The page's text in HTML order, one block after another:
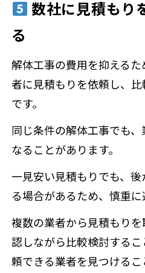
数社に見積もり
る
解体工事の費用を抑える
者に見積もりを依頼し、
です。
同じ条件の解体工事でも
なることがあります。
一見安い見積もりでも、
る場合があるため、慎重に
複数の業者から見積もり
認しながら比較検討する
頼できる業者を見つけるこ